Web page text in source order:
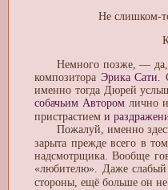
Не слишком-
Немного позже, — да,
композитора Эрика Сати.
именно тогда Дюрей
собачьим Автором лично и
пристрастием и
Пожалуй, именно
зарыта прежде всего в
надсмотрщика. Вообще
«любителю». Даже
стороны, ещё больше он не